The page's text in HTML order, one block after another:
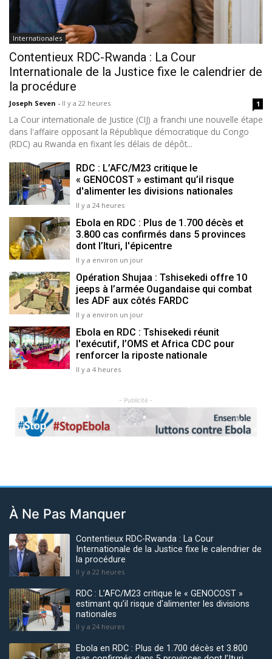
Internationales
Contentieux RDC-Rwanda : La Cour
Internationale de la Justice fixe le calendrier de
la procédure
Joseph Seven - Il y a 22 heures 1
La Cour internationale de Justice (CIJ) a franchi une nouvelle étape
dans l'affaire opposant la République démocratique du Congo
(RDC) au Rwanda en fixant les délais de dépôt...
RDC : L’AFC/M23 critique le
« GENOCOST » estimant qu’il risque
d'alimenter les divisions nationales
Il y a 24 heures
Ebola en RDC : Plus de 1.700 décès et
3.800 cas confirmés dans 5 provinces
dont l’Ituri, l'épicentre
Il y a environ un jour
Opération Shujaa : Tshisekedi offre 10
jeeps à l’armée Ougandaise qui combat
les ADF aux côtés FARDC
Il y a environ un jour
Ebola en RDC : Tshisekedi réunit
l'exécutif, l’OMS et Africa CDC pour
renforcer la riposte nationale
Il y a 4 heures
- Publicité -
Previous Next
À Ne Pas Manquer
Contentieux RDC-Rwanda : La Cour
Internationale de la Justice fixe le calendrier de
la procédure
Il y a 22 heures
RDC : L’AFC/M23 critique le « GENOCOST »
estimant qu’il risque d'alimenter les divisions
nationales
Il y a 24 heures
Ebola en RDC : Plus de 1.700 décès et 3.800